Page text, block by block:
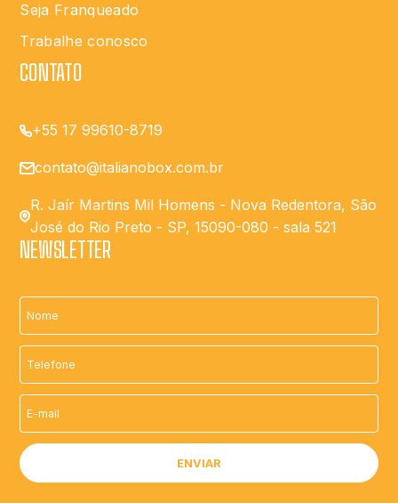
Seja Franqueado
Trabalhe conosco
CONTATO
+55 17 99610-8719
contato@italianobox.com.br
R. Jaír Martins Mil Homens - Nova Redentora, São
José do Rio Preto - SP, 15090-080 - sala 521
NEWSLETTER